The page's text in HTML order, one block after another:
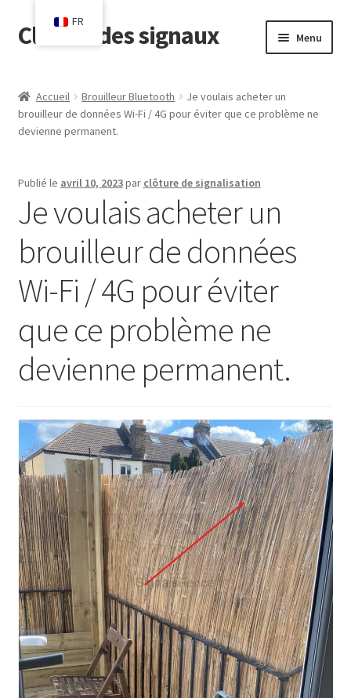
Aller
à
navigation
Aller
au
Clôture des signaux Menu
Blog
Sortie de caisse
Contact
Mon compte
Boutique
Accueil Brouilleur Bluetooth
Je voulais acheter un
brouilleur de données Wi-Fi / 4G pour éviter que ce problème ne
devienne permanent.
Publié le avril 10, 2023par clôture de signalisation
Je voulais acheter un
brouilleur de données
Wi-Fi / 4G pour éviter
que ce problème ne
devienne permanent.
FR